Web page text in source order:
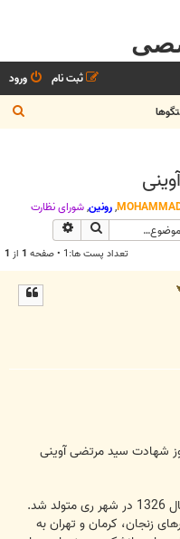
ورود
ثبت نام
س
,رونین,شوراي نظارت
جستجو
تعداد پست ها:1 • صفحه 1 از 1
شهادت سید مرتضی آوینی
به گزارش ایسنا، سید اهل قلم در شهریور سال 1326 در شهر ری متولد شد.
زنجان، كرمان و تهران به